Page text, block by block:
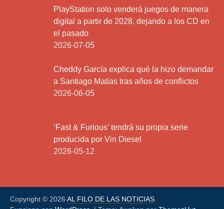
PlayStation solo venderá juegos de manera
digital a partir de 2028, dejando a los CD en
el pasado
2026-07-05
Cheddy García explica qué la hizo demandar
a Santiago Matías tras años de conflictos
2026-06-05
‘Fast & Furious’ tendrá su propia serie
producida por Vin Diesel
2026-05-12
Copyright © 2026 AL FILO DE LAS NOTICIAS.